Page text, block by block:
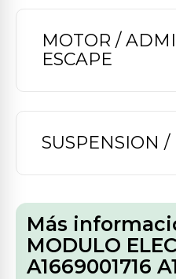
MOTOR /
ESCAPE
SUSPENSION /
Más
MODULO
A1669001716